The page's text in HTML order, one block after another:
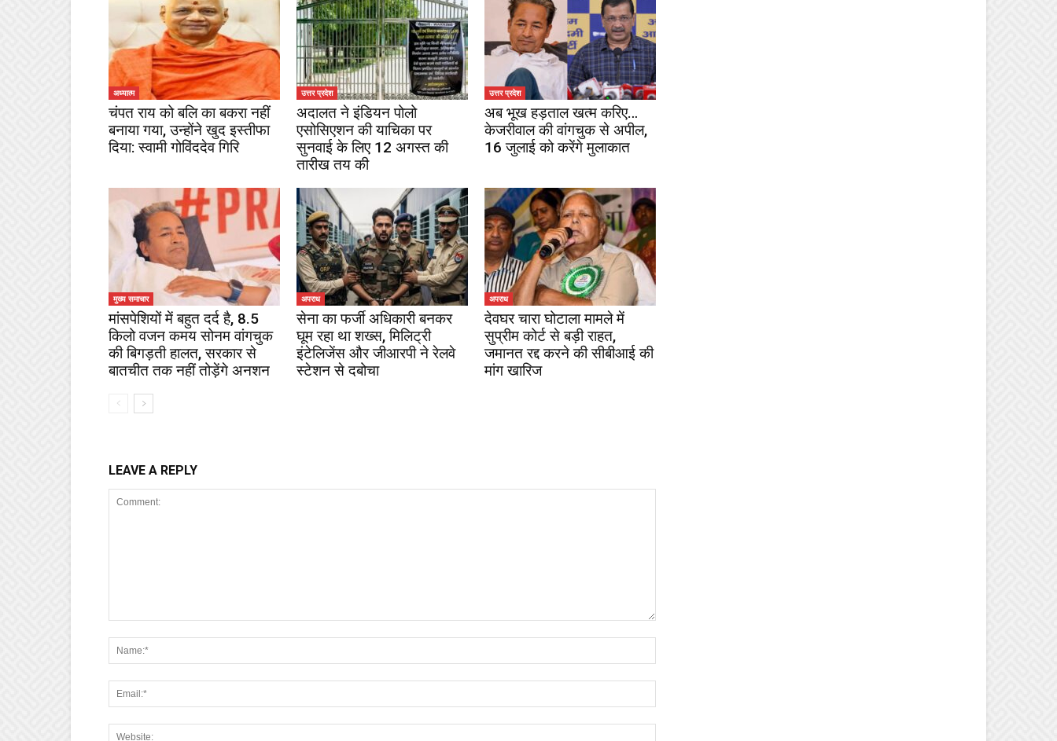
अध्यात्म
चंपत राय को बलि का बकरा नहीं
बनाया गया, उन्होंने खुद इस्तीफा
दिया: स्वामी गोविंददेव गिरि
उत्तर प्रदेश
अदालत ने इंडियन पोलो
एसोसिएशन की याचिका पर
सुनवाई के लिए 12 अगस्त की
तारीख तय की
उत्तर प्रदेश
अब भूख हड़ताल खत्म करिए…
केजरीवाल की वांगचुक से अपील,
16 जुलाई को करेंगे मुलाकात
मुख्य समाचार
मांसपेशियों में बहुत दर्द है, 8.5
किलो वजन कमय सोनम वांगचुक
की बिगड़ती हालत, सरकार से
बातचीत तक नहीं तोड़ेंगे अनशन
अपराध
सेना का फर्जी अधिकारी बनकर
घूम रहा था शख्स, मिलिट्री
इंटेलिजेंस और जीआरपी ने रेलवे
स्टेशन से दबोचा
अपराध
देवघर चारा घोटाला मामले में
सुप्रीम कोर्ट से बड़ी राहत,
जमानत रद्द करने की सीबीआई की
मांग खारिज
LEAVE A REPLY